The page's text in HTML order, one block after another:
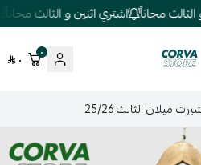
مجاناً اشتري اثنين و الثالث مجاناً
كورفا ستور
٠ ٠
ميلان الثالث 25/26